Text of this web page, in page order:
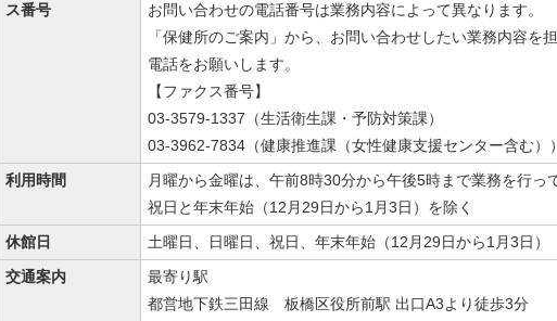
ス番号
お問い合わせの電話番号は業務内容によって異なります。
「保健所のご案内」から、お問い合わせしたい業務内容を
電話をお願いします。
【ファクス番号】
03-3579-1337（生活衛生課・予防対策課）
03-3962-7834（健康推進課（女性健康支援センター含む））
利用時間
月曜から金曜は、午前8時30分から午後5時まで業務を行っ
祝日と年末年始（12月29日から1月3日）を除く
休館日
土曜日、日曜日、祝日、年末年始（12月29日から1月3日）
交通案内
最寄り駅
都営地下鉄三田線 板橋区役所前駅 出口A3より徒歩3分